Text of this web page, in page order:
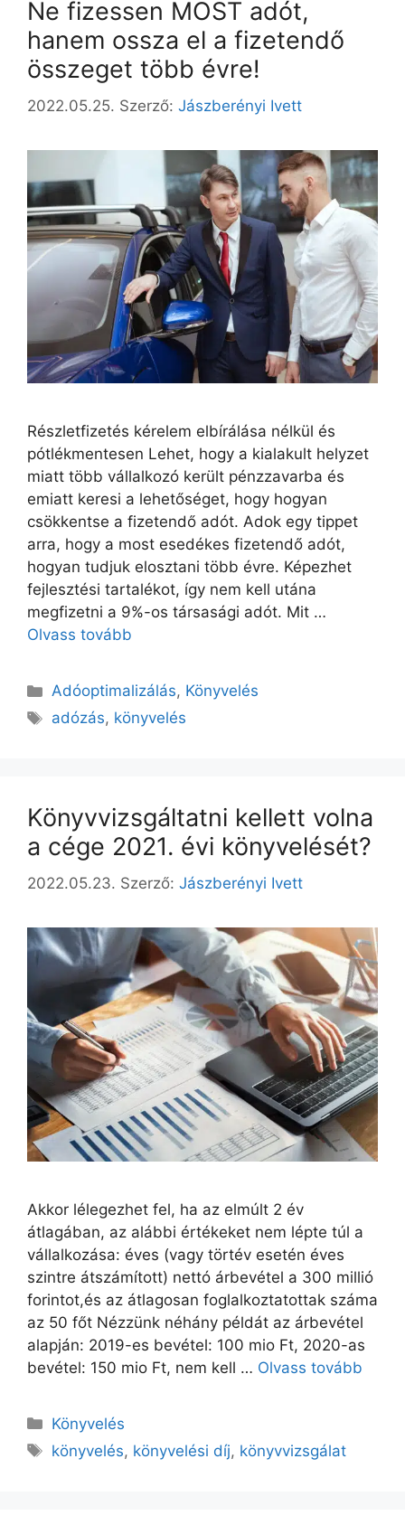
Ne fizessen MOST adót,
hanem ossza el a fizetendő
összeget több évre!
2022.05.25. Szerző: Jászberényi Ivett
Részletfizetés kérelem elbírálása nélkül és
pótlékmentesen Lehet, hogy a kialakult helyzet
miatt több vállalkozó került pénzzavarba és
emiatt keresi a lehetőséget, hogy hogyan
csökkentse a fizetendő adót. Adok egy tippet
arra, hogy a most esedékes fizetendő adót,
hogyan tudjuk elosztani több évre. Képezhet
fejlesztési tartalékot, így nem kell utána
megfizetni a 9%-os társasági adót. Mit …
Olvass tovább
Adóoptimalizálás, Könyvelés
adózás, könyvelés
Könyvvizsgáltatni kellett volna
a cége 2021. évi könyvelését?
2022.05.23. Szerző: Jászberényi Ivett
Akkor lélegezhet fel, ha az elmúlt 2 év
átlagában, az alábbi értékeket nem lépte túl a
vállalkozása: éves (vagy törtév esetén éves
szintre átszámított) nettó árbevétel a 300 millió
forintot,és az átlagosan foglalkoztatottak száma
az 50 főt Nézzünk néhány példát az árbevétel
alapján: 2019-es bevétel: 100 mio Ft, 2020-as
bevétel: 150 mio Ft, nem kell … Olvass tovább
Könyvelés
könyvelés, könyvelési díj, könyvvizsgálat